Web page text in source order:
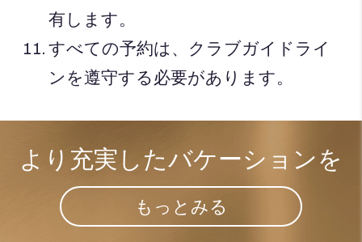
有します。
すべての予約は、クラブガイドライ
ンを遵守する必要があります。
より充実した​バケーションを
もっとみる